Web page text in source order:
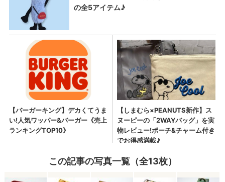
この記事の写真一覧（全13枚）